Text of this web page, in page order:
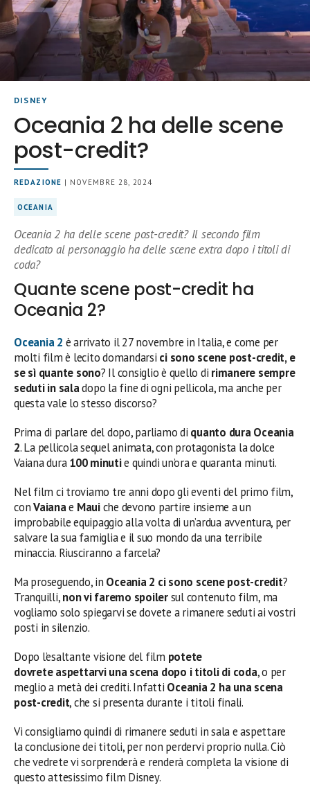
DISNEY
Oceania 2 ha delle scene
post-credit?
REDAZIONE | NOVEMBRE 28, 2024
OCEANIA
Oceania 2 ha delle scene post-credit? Il secondo film
dedicato al personaggio ha delle scene extra dopo i titoli di
coda?
Quante scene post-credit ha
Oceania 2?
Oceania 2 è arrivato il 27 novembre in Italia, e come per
molti film è lecito domandarsi ci sono scene post-credit, e
se sì quante sono? Il consiglio è quello di rimanere sempre
seduti in saladopo la fine di ogni pellicola, ma anche per
questa vale lo stesso discorso?
Prima di parlare del dopo, parliamo di quanto duraOceania
2. La pellicola sequel animata, con protagonista la dolce
Vaiana dura100 minutie quindi un’ora e quaranta minuti.
Nel film ci troviamo tre anni dopo gli eventi del primo film,
conVaianae Mauiche devono partire insieme a un
improbabile equipaggio alla volta di un’ardua avventura, per
salvare la sua famiglia e il suo mondo da una terribile
minaccia. Riusciranno a farcela?
Ma proseguendo, in Oceania 2 ci sono scene post-credit?
Tranquilli,non vi faremo spoilersul contenuto film, ma
vogliamo solo spiegarvi se dovete a rimanere seduti ai vostri
posti in silenzio.
Dopo l’esaltante visione del film potete
dovrete aspettarvi una scena dopo i titoli di coda, o per
meglio a metà dei crediti. Infatti Oceania 2 ha una scena
post-credit, che si presenta durante i titoli finali.
Vi consigliamo quindi di rimanere seduti in sala e aspettare
la conclusione dei titoli, per non perdervi proprio nulla. Ciò
che vedrete vi sorprenderà e renderà completa la visione di
questo attesissimo film Disney.